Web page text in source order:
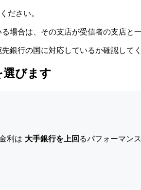
ださい。
場合は、その支店が受信者の支店と
銀行の国に対応しているか確認してく
びます
利は 大手銀行を上回るパフォーマン